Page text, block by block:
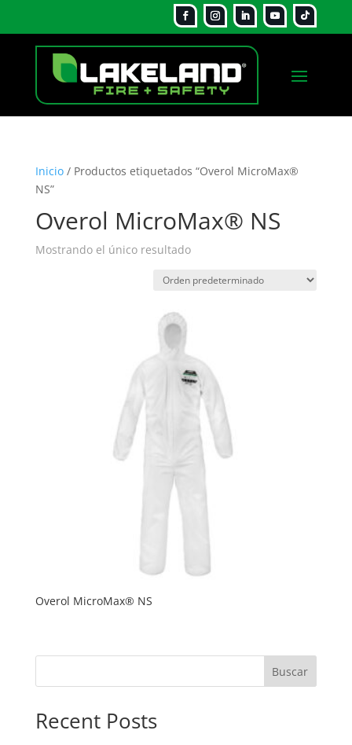
Inicio/ Productos etiquetados “Overol MicroMax®
NS”
Overol MicroMax® NS
Mostrando el único resultado
Overol MicroMax® NS
Buscar
Recent Posts